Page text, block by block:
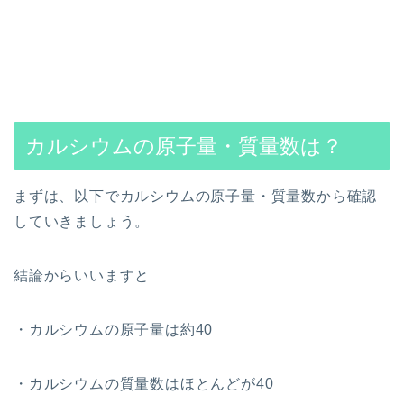
カルシウムの原子量・質量数は？
まずは、以下でカルシウムの原子量・質量数から確認
していきましょう。
結論からいいますと
・カルシウムの原子量は約40
・カルシウムの質量数はほとんどが40